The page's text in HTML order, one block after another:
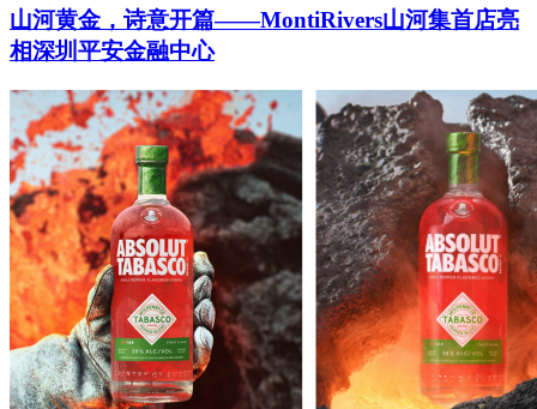
山河黄金，诗意开篇——MontiRivers山河集首店亮
相深圳平安金融中心